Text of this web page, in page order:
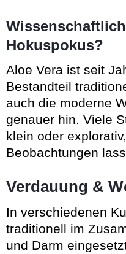
Hokuspokus?
Aloe Vera ist seit
Bestandteil
auch die moderne
genauer hin. Viele
klein oder
Beobachtungen
Verdauung &
In verschiedenen
traditionell im
und Darm